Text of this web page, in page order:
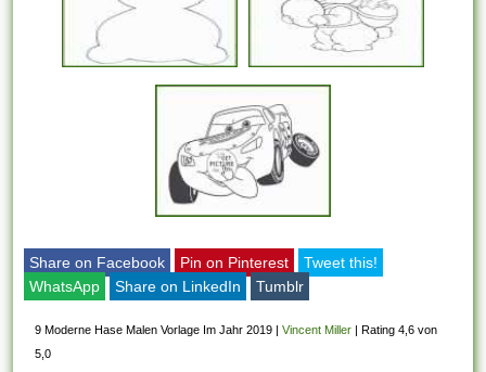
Share on Facebook Pin on Pinterest
Tweet this!
WhatsApp
Share on LinkedIn Tumblr
9 Moderne Hase Malen Vorlage Im Jahr 2019 |Vincent Miller |Rating 4,6 von
5,0